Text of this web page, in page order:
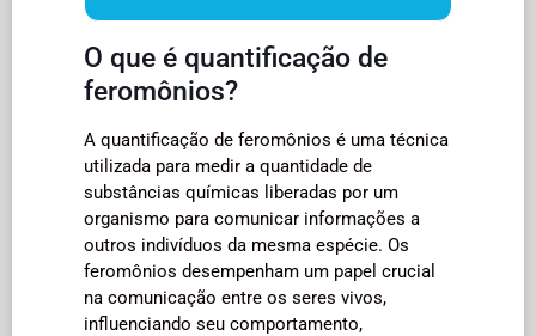
O que é quantificação de
feromônios?
A quantificação de feromônios é uma técnica
utilizada para medir a quantidade de
substâncias químicas liberadas por um
organismo para comunicar informações a
outros indivíduos da mesma espécie. Os
feromônios desempenham um papel crucial
na comunicação entre os seres vivos,
influenciando seu comportamento,